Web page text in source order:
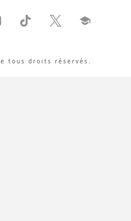
tous droits réservés.